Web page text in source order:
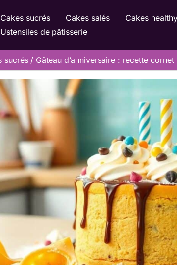
Cakes sucrés Cakes salés Cakes healthy
Ustensiles de pâtisserie
sucrés Gâteau d’anniversaire : recette